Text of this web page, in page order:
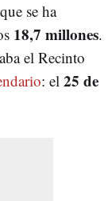
se ha
18,7 millones.
el Recinto
: el 25 de